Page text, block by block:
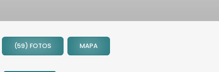
2
3
(59) FOTOS MAPA